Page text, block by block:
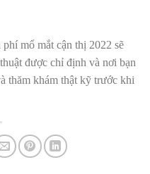
mổ mắt cận thị 2022 sẽ
được chỉ định và nơi bạn
thăm khám thật kỹ trước khi